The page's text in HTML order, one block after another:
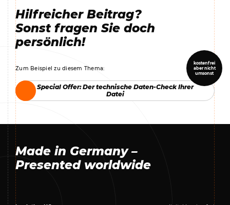
Hilfreicher Beitrag?
Sonst fragen Sie doch
persönlich!
Zum Beispiel zu diesem Thema:
kostenfrei
aber nicht
umsonst
Special Offer: Der technische Daten-Check Ihrer
Datei
Special Offer: Der technische Daten-Check Ihrer
Datei
Made in Germany –
Presented worldwide